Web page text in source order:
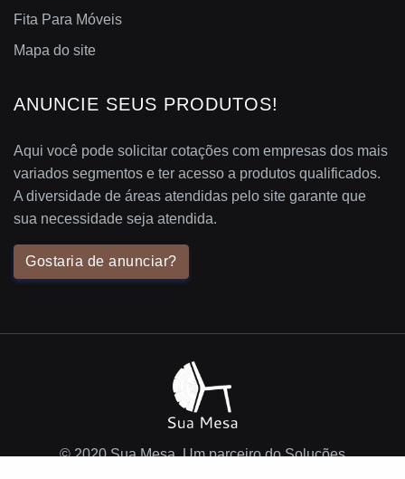
Fita Para Móveis
Mapa do site
ANUNCIE SEUS PRODUTOS!
Aqui você pode solicitar cotações com empresas dos mais
variados segmentos e ter acesso a produtos qualificados.
A diversidade de áreas atendidas pelo site garante que
sua necessidade seja atendida.
Gostaria de anunciar?
© 2020 Sua Mesa. Um parceiro do Soluções